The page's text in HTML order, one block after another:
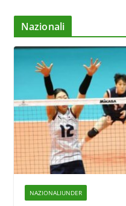
Nazionali
NAZIONALIUNDER